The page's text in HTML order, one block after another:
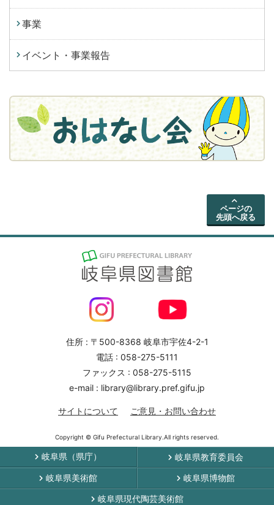
事業
イベント・事業報告
ページの
先頭へ戻る
住所 : 〒500-8368 岐阜市宇佐4-2-1
電話 : 058-275-5111
ファックス : 058-275-5115
e-mail : library@library.pref.gifu.jp
サイトについて ご意見・お問い合わせ
Copyright © Gifu Prefectural Library.All rights reserved.
岐阜県（県庁）
岐阜県教育委員会
岐阜県美術館
岐阜県博物館
岐阜県現代陶芸美術館